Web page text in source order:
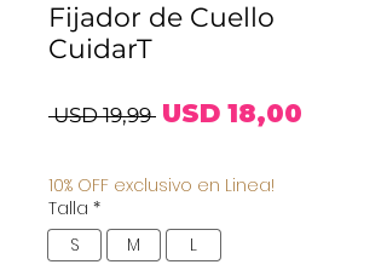
Fijador de Cuello
CuidarT
USD 19,99 Precio
USD 18,00
10% OFF exclusivo en Linea!
Talla *
S
M L